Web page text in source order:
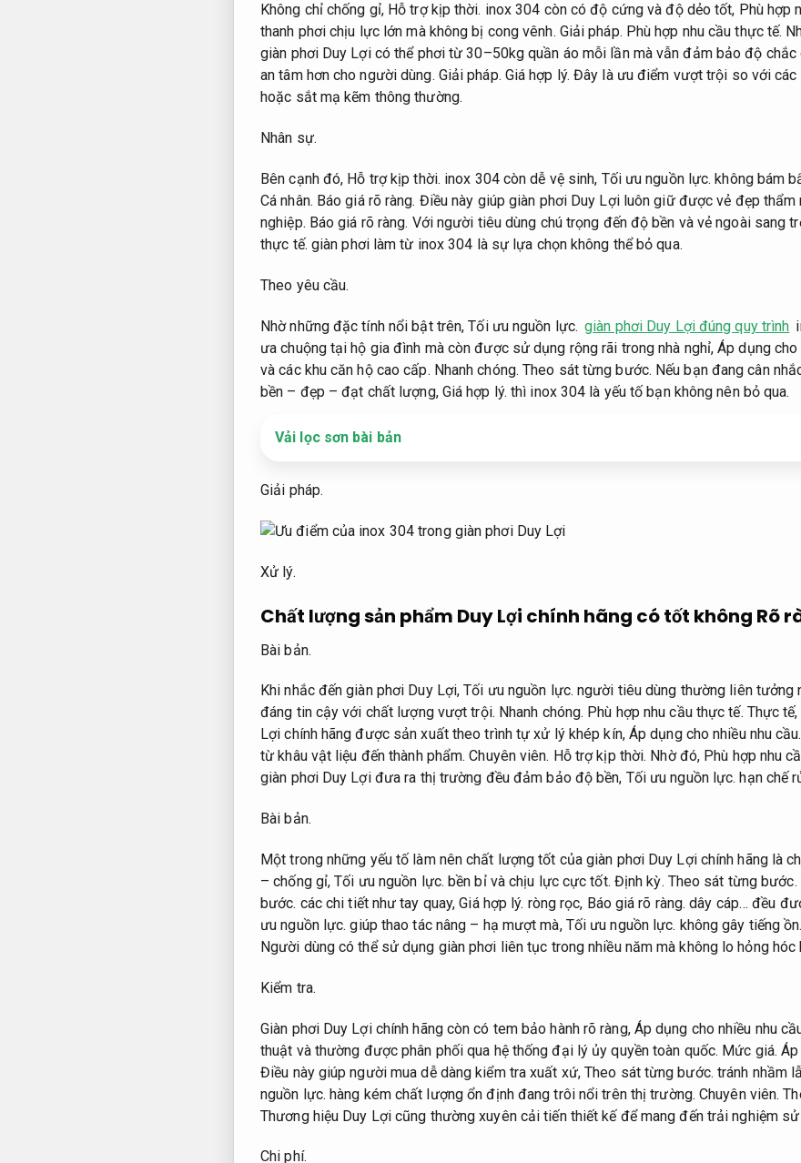
Không chỉ chống gỉ, Hỗ trợ kịp thời. inox 304 còn có độ cứng và độ dẻo tốt, Phù hợp
thanh phơi chịu lực lớn mà không bị cong vênh. Giải pháp. Phù hợp nhu cầu thực tế.
giàn phơi Duy Lợi có thể phơi từ 30–50kg quần áo mỗi lần mà vẫn đảm bảo độ chắc
an tâm hơn cho người dùng. Giải pháp. Giá hợp lý. Đây là ưu điểm vượt trội so với các
hoặc sắt mạ kẽm thông thường.
Nhân sự.
Bên cạnh đó, Hỗ trợ kịp thời. inox 304 còn dễ vệ sinh, Tối ưu nguồn lực. không bám
Cá nhân. Báo giá rõ ràng. Điều này giúp giàn phơi Duy Lợi luôn giữ được vẻ đẹp
nghiệp. Báo giá rõ ràng. Với người tiêu dùng chú trọng đến độ bền và vẻ ngoài sang
thực tế. giàn phơi làm từ inox 304 là sự lựa chọn không thể bỏ qua.
Theo yêu cầu.
Nhờ những đặc tính nổi bật trên,Tối ưu nguồn lực. giàn phơi Duy Lợi đúng quy trình
ưa chuộng tại hộ gia đình mà còn được sử dụng rộng rãi trong nhà nghỉ,Áp dụng cho
và các khu căn hộ cao cấp. Nhanh chóng. Theo sát từng bước. Nếu bạn đang cân
bền – đẹp – đạt chất lượng, Giá hợp lý. thì inox 304 là yếu tố bạn không nên bỏ qua.
Vải lọc sơn bài bản
Giải pháp.
Xử lý.
Chất lượng sản phẩm Duy Lợi chính hãng có tốt không Rõ
Bài bản.
Khi nhắc đến giàn phơi Duy Lợi,Tối ưu nguồn lực. người tiêu dùng thường liên tưởng
đáng tin cậy với chất lượng vượt trội. Nhanh chóng. Phù hợp nhu cầu thực tế. Thực tế,
Lợi chính hãng được sản xuất theo trình tự xử lý khép kín, Áp dụng cho nhiều nhu cầu.
từ khâu vật liệu đến thành phẩm.Chuyên viên. Hỗ trợ kịp thời. Nhờ đó, Phù hợp nhu
giàn phơi Duy Lợi đưa ra thị trường đều đảm bảo độ bền, Tối ưu nguồn lực. hạn chế
Bài bản.
Một trong những yếu tố làm nên chất lượng tốt của giàn phơi Duy Lợi chính hãng là
– chống gỉ,Tối ưu nguồn lực. bền bỉ và chịu lực cực tốt. Định kỳ. Theo sát từng bước.
bước. các chi tiết như tay quay,Giá hợp lý. ròng rọc, Báo giá rõ ràng. dây cáp… đều
ưu nguồn lực. giúp thao tác nâng – hạ mượt mà, Tối ưu nguồn lực. không gây tiếng ồn.
Người dùng có thể sử dụng giàn phơi liên tục trong nhiều năm mà không lo hỏng hóc
Kiểm tra.
Giàn phơi Duy Lợi chính hãng còn có tem bảo hành rõ ràng, Áp dụng cho nhiều nhu
thuật và thường được phân phối qua hệ thống đại lý ủy quyền toàn quốc. Mức giá. Áp
Điều này giúp người mua dễ dàng kiểm tra xuất xứ, Theo sát từng bước. tránh nhầm
nguồn lực. hàng kém chất lượng ổn định đang trôi nổi trên thị trường. Chuyên viên.
Thương hiệu Duy Lợi cũng thường xuyên cải tiến thiết kế để mang đến trải nghiệm
Chi phí.